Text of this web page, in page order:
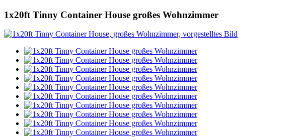
1x20ft Tinny Container House großes Wohnzimmer